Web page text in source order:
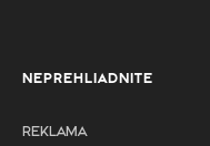
NEPREHLIADNITE
REKLAMA